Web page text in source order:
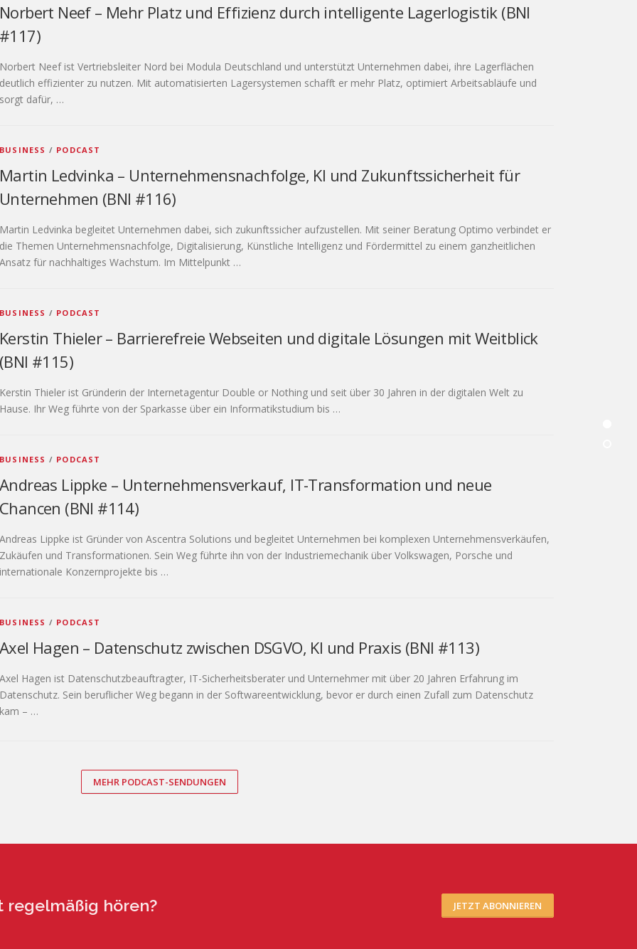
Norbert Neef – Mehr Platz und Effizienz durch intelligente Lagerlogistik (BNI
#117)
Norbert Neef ist Vertriebsleiter Nord bei Modula Deutschland und unterstützt Unternehmen dabei, ihre Lagerflächen
deutlich effizienter zu nutzen. Mit automatisierten Lagersystemen schafft er mehr Platz, optimiert Arbeitsabläufe und
sorgt dafür, …
BUSINESS / PODCAST
Martin Ledvinka – Unternehmensnachfolge, KI und Zukunftssicherheit für
Unternehmen (BNI #116)
Martin Ledvinka begleitet Unternehmen dabei, sich zukunftssicher aufzustellen. Mit seiner Beratung Optimo verbindet er
die Themen Unternehmensnachfolge, Digitalisierung, Künstliche Intelligenz und Fördermittel zu einem ganzheitlichen
Ansatz für nachhaltiges Wachstum. Im Mittelpunkt …
BUSINESS / PODCAST
Kerstin Thieler – Barrierefreie Webseiten und digitale Lösungen mit Weitblick
(BNI #115)
Kerstin Thieler ist Gründerin der Internetagentur Double or Nothing und seit über 30 Jahren in der digitalen Welt zu
Hause. Ihr Weg führte von der Sparkasse über ein Informatikstudium bis …
BUSINESS / PODCAST
Andreas Lippke – Unternehmensverkauf, IT-Transformation und neue
Chancen (BNI #114)
Andreas Lippke ist Gründer von Ascentra Solutions und begleitet Unternehmen bei komplexen Unternehmensverkäufen,
Zukäufen und Transformationen. Sein Weg führte ihn von der Industriemechanik über Volkswagen, Porsche und
internationale Konzernprojekte bis …
BUSINESS / PODCAST
Axel Hagen – Datenschutz zwischen DSGVO, KI und Praxis (BNI #113)
Axel Hagen ist Datenschutzbeauftragter, IT-Sicherheitsberater und Unternehmer mit über 20 Jahren Erfahrung im
Datenschutz. Sein beruflicher Weg begann in der Softwareentwicklung, bevor er durch einen Zufall zum Datenschutz
kam – …
MEHR PODCAST-SENDUNGEN
regelmäßig hören? JETZT ABONNIEREN